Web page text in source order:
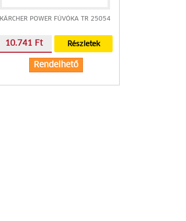
KÄRCHER POWER FÚVÓKA TR 25054
10.741 Ft Részletek
Rendelhető